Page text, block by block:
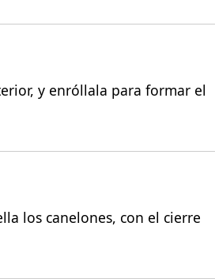
y enróllala para formar el
los canelones, con el cierre